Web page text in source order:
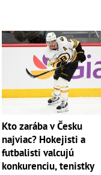
Kto zarába v Česku
najviac? Hokejisti a
futbalisti valcujú
konkurenciu, tenistky